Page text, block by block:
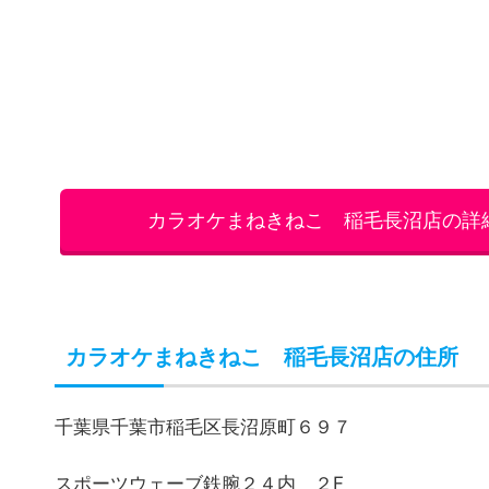
カラオケまねきねこ 稲毛長沼店の詳
カラオケまねきねこ 稲毛長沼店の住所
千葉県千葉市稲毛区長沼原町６９７
スポーツウェーブ鉄腕２４内 ２F